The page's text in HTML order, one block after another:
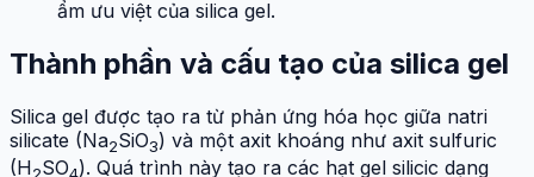
ẩm ưu việt của silica gel.
Thành phần và cấu tạo của silica gel
Silica gel được tạo ra từ phản ứng hóa học giữa natri
silicate (Na2SiO3) và một axit khoáng như axit sulfuric
(H SO ). Quá trình này tạo ra các hạt gel silicic dạng